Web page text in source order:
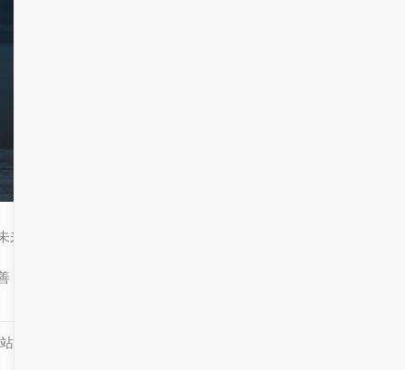
来，随着更多高校加入开源生态，
，进一步推动教育信息化的发展进程。
知识库部分内容及素材来源于互联网，如有侵权，联系必删！